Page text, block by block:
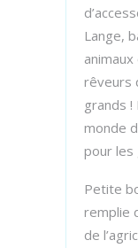
Lange,
rêveurs
grands
monde
pour les
Petite
remplie
de